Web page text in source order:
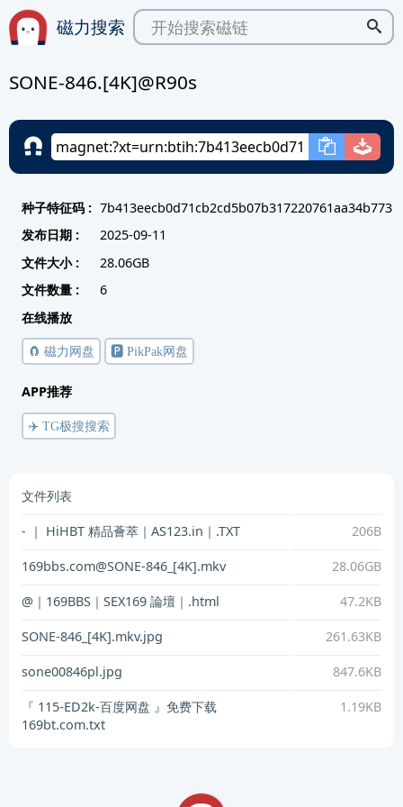
磁力搜索
SONE-846.[4K]@R90s
种子特征码 : 7b413eecb0d71cb2cd5b07b317220761aa34b773
发布日期 :
2025-09-11
文件大小 :
28.06GB
文件数量 :
6
在线播放
🧲 磁力网盘 🅿️ PikPak网盘
APP推荐
✈️ TG极搜搜索
文件列表
- ｜ HiHBT 精品薈萃｜AS123.in｜.TXT 206B
169bbs.com@SONE-846_[4K].mkv 28.06GB
@｜169BBS｜SEX169 論壇｜.html 47.2KB
SONE-846_[4K].mkv.jpg 261.63KB
sone00846pl.jpg 847.6KB
『 115-ED2k-百度网盘 』免费下载
169bt.com.txt
1.19KB